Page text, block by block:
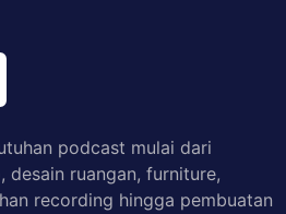
podcast mulai dari
desain ruangan, furniture,
recording hingga pembuatan